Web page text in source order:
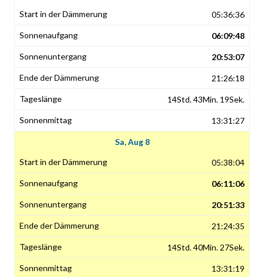
05:36:36
06:09:48
20:53:07
21:26:18
14Std. 43Min. 19Sek.
13:31:27
Sa, Aug 8
05:38:04
06:11:06
20:51:33
21:24:35
14Std. 40Min. 27Sek.
13:31:19